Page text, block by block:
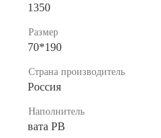
1350
Размер
70*190
Страна производитель
Россия
Наполнитель
вата РВ